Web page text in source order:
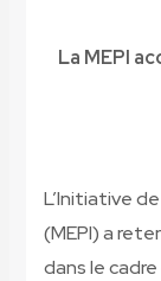
La MEPI
L’Initiative
(MEPI) a
dans le